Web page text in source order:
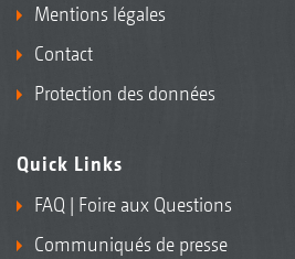
Mentions légales
Contact
Protection des données
Quick Links
FAQ | Foire aux Questions
Communiqués de presse